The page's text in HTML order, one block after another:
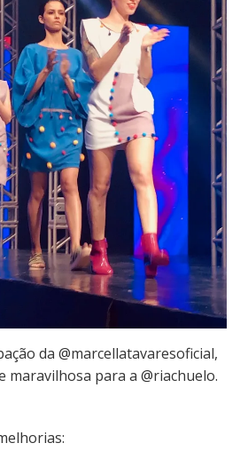
da @marcellatavaresoficial,
maravilhosa para a @riachuelo.